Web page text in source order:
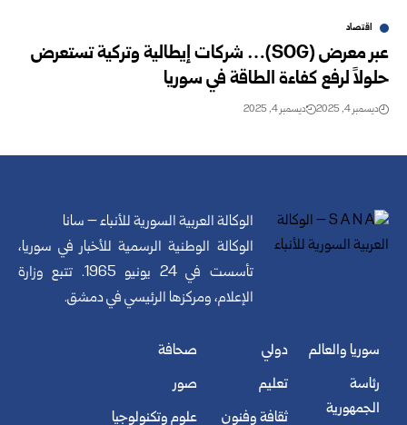
اقتصاد
عبر معرض (SOG)… شركات إيطالية وتركية تستعرض
حلولاً لرفع كفاءة الطاقة في سوريا
ديسمبر 4, 2025 ديسمبر 4, 2025
الوكالة العربية السورية للأنباء – سانا
الوكالة الوطنية الرسمية للأخبار في سوريا،
تأسست في 24 يونيو 1965. تتبع وزارة
الإعلام، ومركزها الرئيسي في دمشق.
سوريا والعالم
رئاسة
الجمهورية
دولي
تعليم
ثقافة وفنون
صحافة
صور
علوم وتكنولوجيا